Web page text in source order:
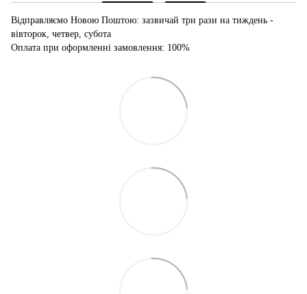
Відправляємо Новою Поштою: зазвичай три рази на тиждень -
вівторок, четвер, субота
Оплата при оформленні замовлення: 100%